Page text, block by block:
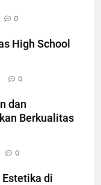
0
High School
0
dan
Berkualitas
0
di